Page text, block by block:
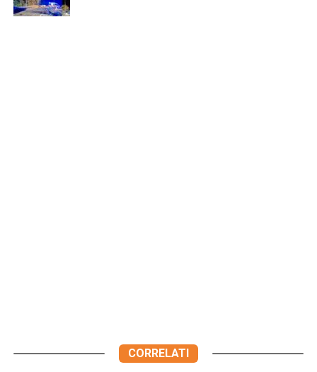
CORRELATI